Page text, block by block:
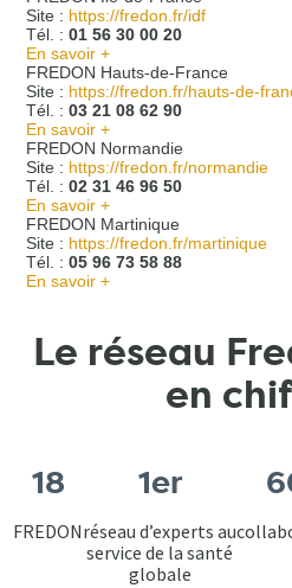
Site : https://fredon.fr/idf
Tél. : 01 56 30 00 20
En savoir +
FREDON Hauts-de-France
Site : https://fredon.fr/hauts-de-
Tél. : 03 21 08 62 90
En savoir +
FREDON Normandie
Site : https://fredon.fr/normandie
Tél. : 02 31 46 96 50
En savoir +
FREDON Martinique
Site : https://fredon.fr/martinique
Tél. : 05 96 73 58 88
En savoir +
Le réseau
en
18
FREDON
1er
réseau d’experts au
service de la santé
globale